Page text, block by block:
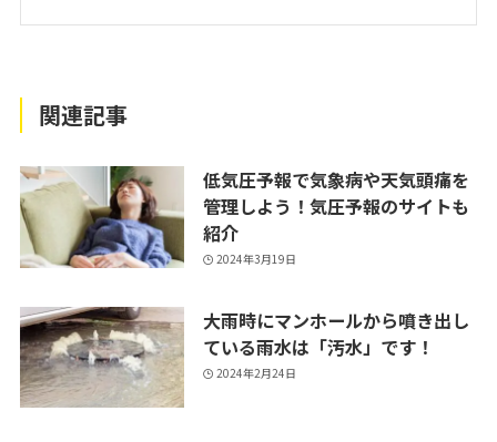
関連記事
低気圧予報で気象病や天気頭痛を
管理しよう！気圧予報のサイトも
紹介
2024年3月19日
大雨時にマンホールから噴き出し
ている雨水は「汚水」です！
2024年2月24日